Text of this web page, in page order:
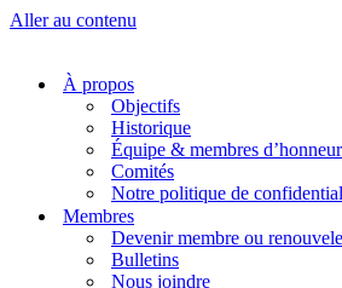
Aller au contenu
À propos
Objectifs
Historique
Équipe & membres d’honneur
Comités
Notre politique de
Membres
Devenir membre ou
Bulletins
Nous joindre